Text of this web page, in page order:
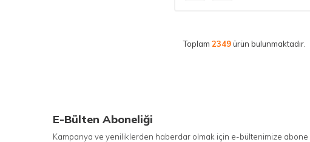
Toplam 2349ürün bulunmaktadır.
E-Bülten Aboneliği
Kampanya ve yeniliklerden haberdar olmak için e-bültenimize abone